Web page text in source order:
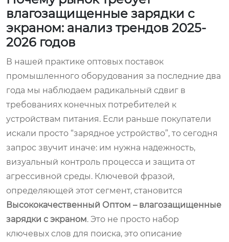
влагозащищенные зарядки с
экраном: анализ трендов 2025-
2026 годов
В нашей практике оптовых поставок
промышленного оборудования за последние два
года мы наблюдаем радикальный сдвиг в
требованиях конечных потребителей к
устройствам питания. Если раньше покупатели
искали просто “зарядное устройство”, то сегодня
запрос звучит иначе: им нужна надежность,
визуальный контроль процесса и защита от
агрессивной среды. Ключевой фразой,
определяющей этот сегмент, становится
Высококачественный Оптом – влагозащищенные
зарядки с экраном. Это не просто набор
ключевых слов для поиска, это описание